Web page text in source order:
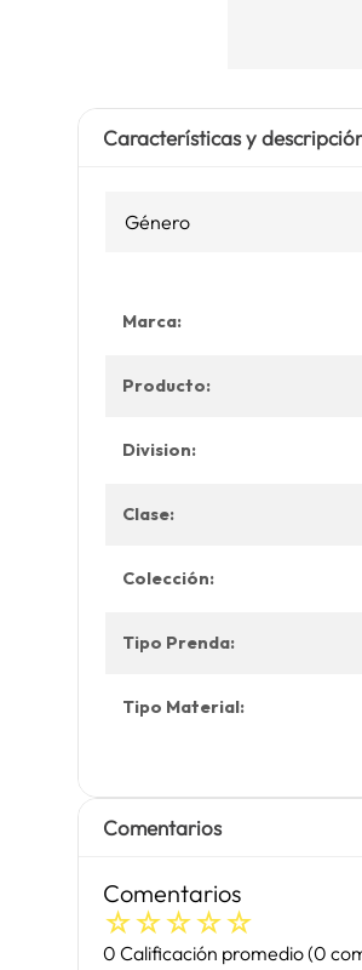
Características y
Género
Marca:
Producto:
Division:
Clase:
Colección:
Tipo Prenda:
Tipo Material:
Comentarios
Comentarios
☆☆☆☆☆
0 Calificación promedio(0